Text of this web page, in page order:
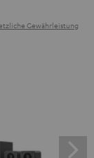
Gewährleistung